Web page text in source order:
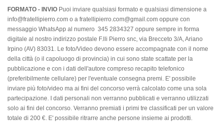
FORMATO - INVIO Puoi inviare qualsiasi formato e qualsiasi dimensione a
info@fratellipierro.com o a fratellipierro.com@gmail.com oppure con
messaggio WhatsApp al numero 345 2834327 oppure sempre in forma
digitale al nostro indirizzo postale F.lli Pierro snc, via Brecceto 3/A, Ariano
Irpino (AV) 83031. Le foto/Video devono essere accompagnate con il nome
della città (o il capoluogo di provincia) in cui sono state scattate per la
pubblicazione e con i dati dell'autore compreso recapito telefonico
(preferibilmente cellulare) per l'eventuale consegna premi. E' possibile
inviare più foto/video ma ai fini del concorso verrà calcolato come una sola
partecipazione. I dati personali non verranno pubblicati e verranno utilizzati
solo ai fini del concorso. Verranno premiati i primi tre classificati per un valore
totale di 200 €. E' possibile ritrarre anche persone insieme ai prodotti.